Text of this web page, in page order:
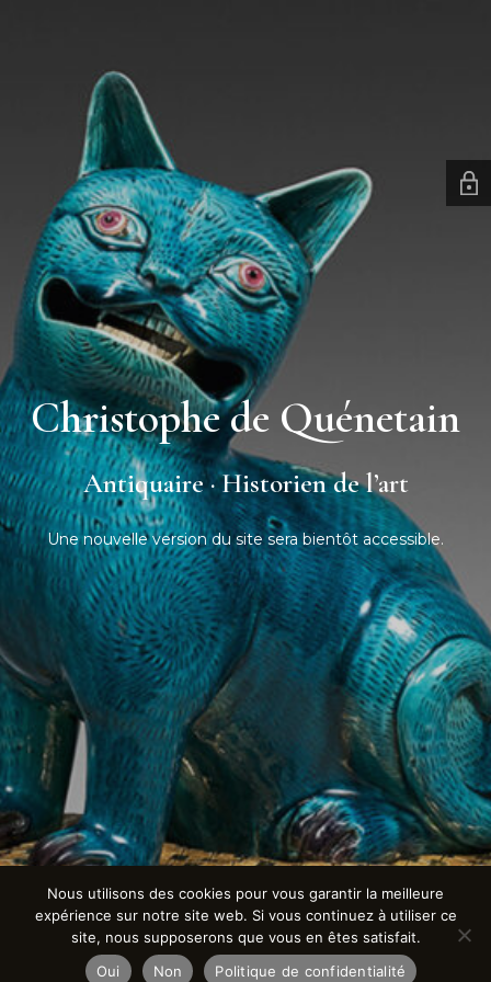
Christophe de Quénetain
Antiquaire · Historien de l’art
Une nouvelle version du site sera bientôt accessible.
Nous utilisons des cookies pour vous garantir la meilleure
expérience sur notre site web. Si vous continuez à utiliser ce
site, nous supposerons que vous en êtes satisfait.
Oui
Non Politique de confidentialité